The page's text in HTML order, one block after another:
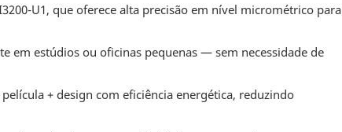
U1, que oferece alta precisão em nível micrométrico para
em estúdios ou oficinas pequenas — sem necessidade de
+ design com eficiência energética, reduzindo